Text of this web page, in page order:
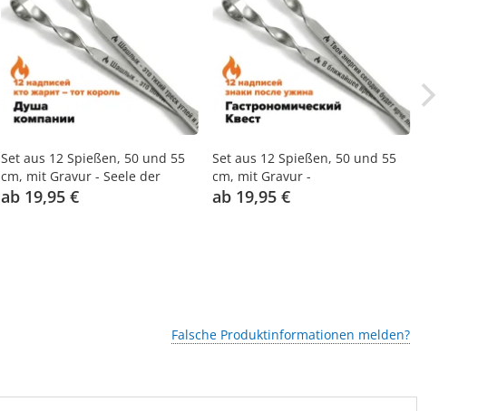
Set aus 12 Spießen, 50 und 55
cm, mit Gravur - Seele der
Gesellschaft
ab 19,95 €
Set aus 12 Spießen, 50 und 55
cm, mit Gravur -
Gastronomische Quest
ab 19,95 €
Falsche Produktinformationen melden?